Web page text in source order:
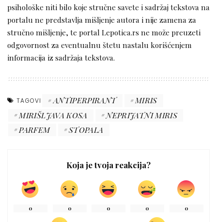
psihološke niti bilo koje stručne savete i sadržaj tekstova na
portalu ne predstavlja mišljenje autora i nije zamena za
stručno mišljenje, te portal Lepotica.rs ne može preuzeti
odgovornost za eventualnu štetu nastalu korišćenjem
informacija iz sadržaja tekstova.
TAGOVI ANTIPERPIRANT
MIRIS
MIRIŠLJAVA KOSA
NEPRIJATNI MIRIS
PARFEM
STOPALA
Koja je tvoja reakcija?
0 0 0 0 0